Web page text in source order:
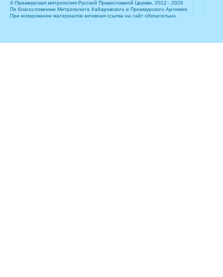
© Приамурская митрополия Русской Православной Церкви, 2012 - 2026
По благословению Митрополита Хабаровского и Приамурского Артемия.
При копировании материалов активная ссылка на сайт обязательна.